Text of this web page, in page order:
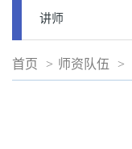
讲师
首页 > 师资队伍 >